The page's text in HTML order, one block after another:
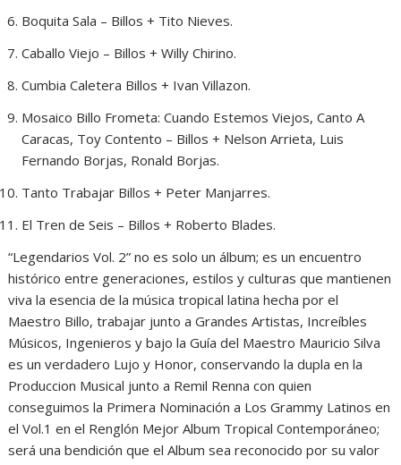
Boquita Sala – Billos + Tito Nieves.
Caballo Viejo – Billos + Willy Chirino.
Cumbia Caletera Billos + Ivan Villazon.
Mosaico Billo Frometa: Cuando Estemos Viejos, Canto A
Caracas, Toy Contento – Billos + Nelson Arrieta, Luis
Fernando Borjas, Ronald Borjas.
Tanto Trabajar Billos + Peter Manjarres.
El Tren de Seis – Billos + Roberto Blades.
“Legendarios Vol. 2” no es solo un álbum; es un encuentro
histórico entre generaciones, estilos y culturas que mantienen
viva la esencia de la música tropical latina hecha por el
Maestro Billo, trabajar junto a Grandes Artistas, Increíbles
Músicos, Ingenieros y bajo la Guía del Maestro Mauricio Silva
es un verdadero Lujo y Honor, conservando la dupla en la
Produccion Musical junto a Remil Renna con quien
conseguimos la Primera Nominación a Los Grammy Latinos en
el Vol.1 en el Renglón Mejor Album Tropical Contemporáneo;
será una bendición que el Album sea reconocido por su valor